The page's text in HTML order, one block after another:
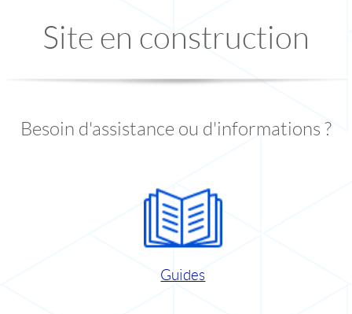
Site en construction
Besoin d'assistance ou d'informations ?
Guides